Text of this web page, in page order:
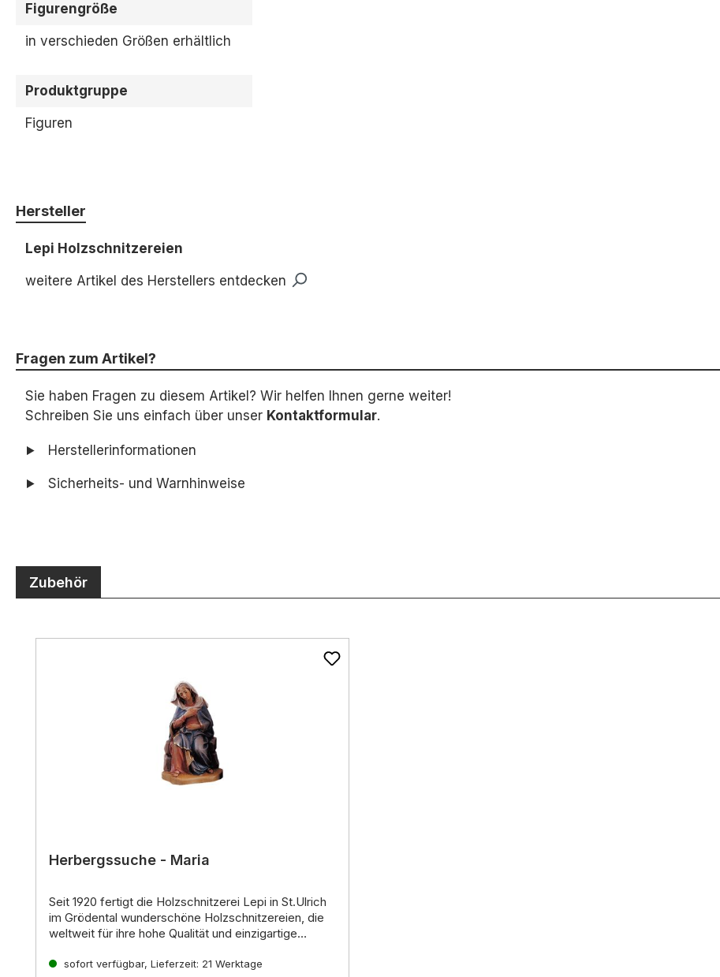
Figurengröße
in verschieden Größen erhältlich
Produktgruppe
Figuren
Hersteller
Lepi Holzschnitzereien
weitere Artikel des Herstellers entdecken
Fragen zum Artikel?
Sie haben Fragen zu diesem Artikel? Wir helfen Ihnen gerne weiter!
Schreiben Sie uns einfach über unser Kontaktformular.
Herstellerinformationen
Sicherheits- und Warnhinweise
Zubehör
Herbergssuche - Maria
Seit 1920 fertigt die Holzschnitzerei Lepi in St.Ulrich
im Grödental wunderschöne Holzschnitzereien, die
weltweit für ihre hohe Qualität und einzigartige
Kunsthandwerker der Familie Lepi führen die lange
Einzigartige Krippenfiguren für jeden Geschmack
sofort verfügbar, Lieferzeit: 21 Werktage